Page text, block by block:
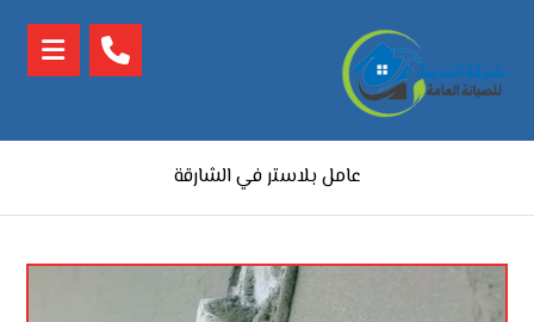
عامل بلاستر في الشارقة